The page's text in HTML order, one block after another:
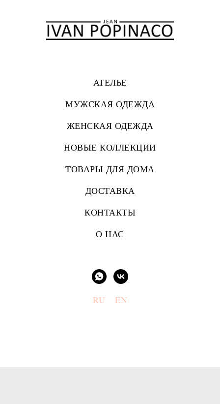
АТЕЛЬЕ
МУЖСКАЯ ОДЕЖДА
ЖЕНСКАЯ ОДЕЖДА
НОВЫЕ КОЛЛЕКЦИИ
ТОВАРЫ ДЛЯ ДОМА
ДОСТАВКА
КОНТАКТЫ
О НАС
RU EN